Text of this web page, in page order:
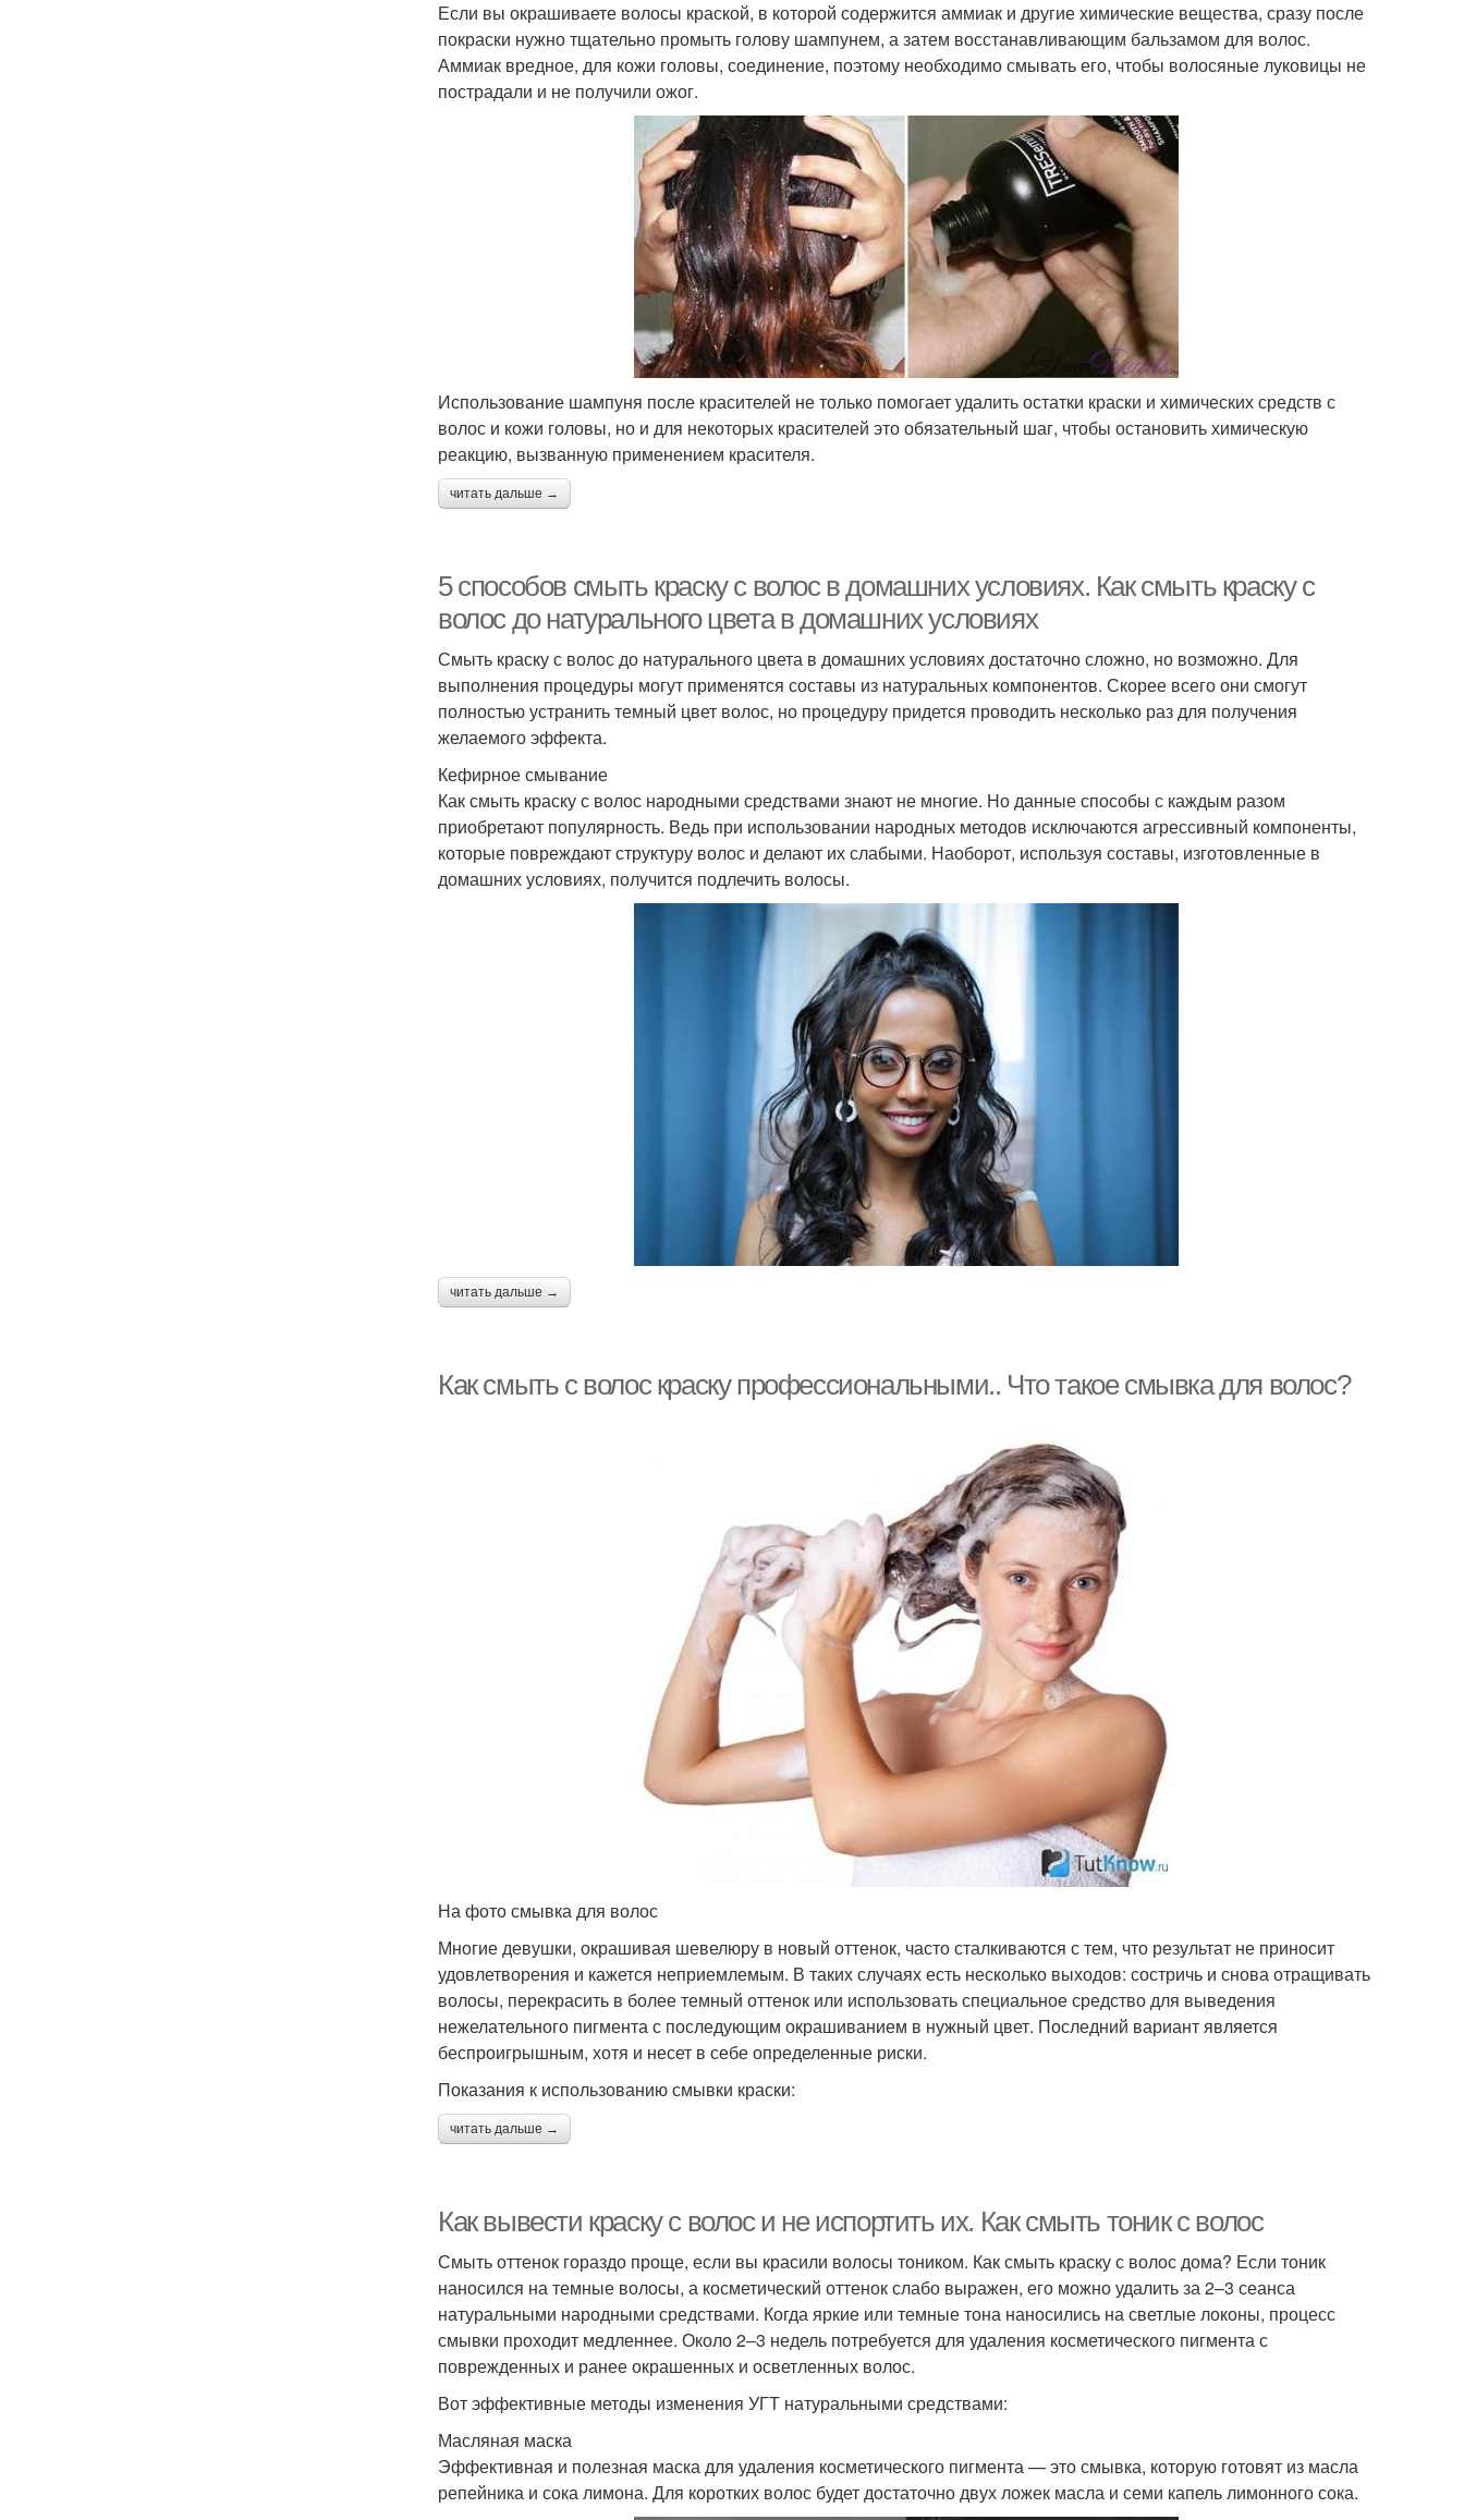
Если вы окрашиваете волосы краской, в которой содержится аммиак и другие химические вещества, сразу после
покраски нужно тщательно промыть голову шампунем, а затем восстанавливающим бальзамом для волос.
Аммиак вредное, для кожи головы, соединение, поэтому необходимо смывать его, чтобы волосяные луковицы не
пострадали и не получили ожог.
Использование шампуня после красителей не только помогает удалить остатки краски и химических средств с
волос и кожи головы, но и для некоторых красителей это обязательный шаг, чтобы остановить химическую
реакцию, вызванную применением красителя.
читать дальше →
5 способов смыть краску с волос в домашних условиях. Как смыть краску с
волос до натурального цвета в домашних условиях
Смыть краску с волос до натурального цвета в домашних условиях достаточно сложно, но возможно. Для
выполнения процедуры могут применятся составы из натуральных компонентов. Скорее всего они смогут
полностью устранить темный цвет волос, но процедуру придется проводить несколько раз для получения
желаемого эффекта.
Кефирное смывание
Как смыть краску с волос народными средствами знают не многие. Но данные способы с каждым разом
приобретают популярность. Ведь при использовании народных методов исключаются агрессивный компоненты,
которые повреждают структуру волос и делают их слабыми. Наоборот, используя составы, изготовленные в
домашних условиях, получится подлечить волосы.
читать дальше →
Как смыть с волос краску профессиональными.. Что такое смывка для волос?
На фото смывка для волос
Многие девушки, окрашивая шевелюру в новый оттенок, часто сталкиваются с тем, что результат не приносит
удовлетворения и кажется неприемлемым. В таких случаях есть несколько выходов: состричь и снова отращивать
волосы, перекрасить в более темный оттенок или использовать специальное средство для выведения
нежелательного пигмента с последующим окрашиванием в нужный цвет. Последний вариант является
беспроигрышным, хотя и несет в себе определенные риски.
Показания к использованию смывки краски:
читать дальше →
Как вывести краску с волос и не испортить их. Как смыть тоник с волос
Смыть оттенок гораздо проще, если вы красили волосы тоником. Как смыть краску с волос дома? Если тоник
наносился на темные волосы, а косметический оттенок слабо выражен, его можно удалить за 2–3 сеанса
натуральными народными средствами. Когда яркие или темные тона наносились на светлые локоны, процесс
смывки проходит медленнее. Около 2‒3 недель потребуется для удаления косметического пигмента с
поврежденных и ранее окрашенных и осветленных волос.
Вот эффективные методы изменения УГТ натуральными средствами:
Масляная маска
Эффективная и полезная маска для удаления косметического пигмента — это смывка, которую готовят из масла
репейника и сока лимона. Для коротких волос будет достаточно двух ложек масла и семи капель лимонного сока.